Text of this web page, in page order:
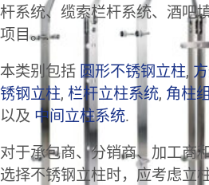
杆系统、缆索栏杆系统、酒吧
项目。.
本类别包括 圆形不锈钢立柱,
锈钢立柱, 栏杆立柱系统, 角柱
以及 中间立柱系统.
对于承包商、分销商、加工商
选择不锈钢立柱时，应考虑立